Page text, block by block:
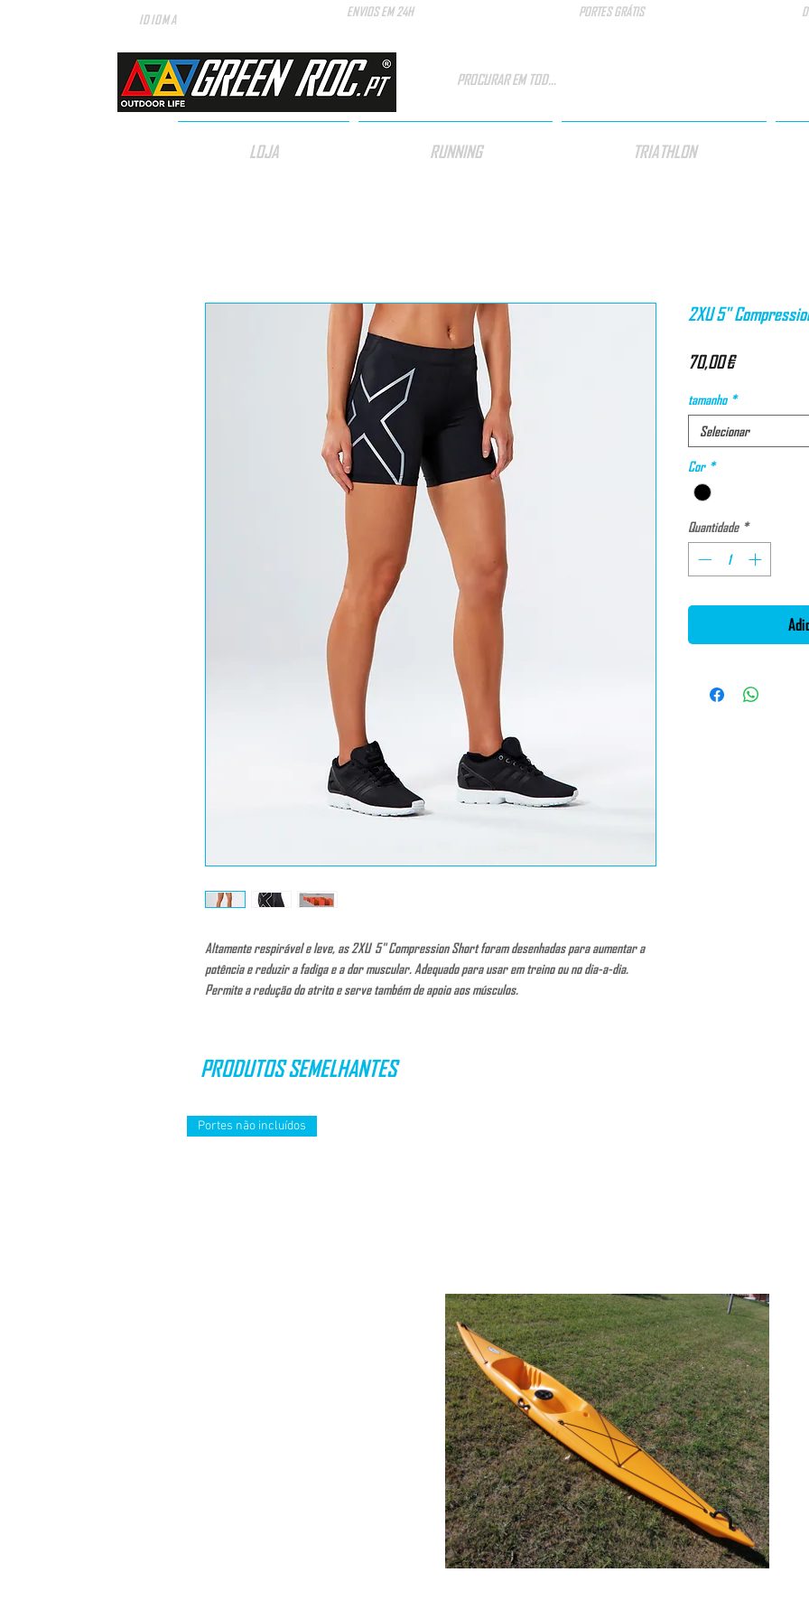
IDIOMA
ENVIOS EM 24H PORTES GRÁTIS
LOJA RUNNING TRIATHLON
Altamente respirável e leve, as 2XU 5" Compression Short foram desenhadas para aumentar a
potência e reduzir a fadiga e a dor muscular. Adequado para usar em treino ou no dia-a-dia.
Permite a redução do atrito e serve também de apoio aos músculos.
2XU 5"
70,00 €Preço
tamanho *
Selecionar
Cor *
Quantidade *
PRODUTOS SEMELHANTES
Portes não incluídos